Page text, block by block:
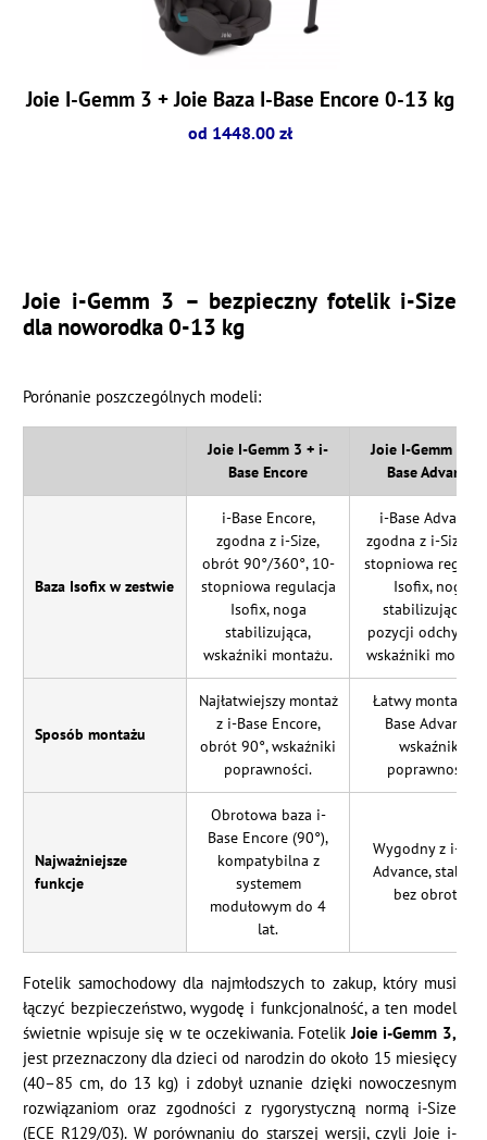
Joie I-Gemm 3 + Joie Baza I-Base Encore 0-13 kg
od 1448.00 zł
Joie i-Gemm 3 – bezpieczny fotelik i-Size
dla noworodka 0-13 kg
Porónanie poszczególnych modeli:
Joie I-Gemm 3 + i-
Base Encore
Joie I-Gemm 3 +
Base Advance
Baza Isofix w zestwie
i-Base Encore,
zgodna z i-Size,
obrót 90°/360°, 10-
stopniowa regulacja
Isofix, noga
stabilizująca,
wskaźniki montażu.
i-Base Advance,
zgodna z i-Size,
stopniowa
Isofix, noga
stabilizująca, 7
pozycji
wskaźniki
Sposób montażu
Najłatwiejszy montaż
z i-Base Encore,
obrót 90°, wskaźniki
poprawności.
Łatwy montaż z
Base Advance,
wskaźniki
poprawności.
Najważniejsze
funkcje
Obrotowa baza i-
Base Encore (90°),
kompatybilna z
systemem
modułowym do 4
lat.
Wygodny z i-
Advance,
bez obrotu.
Fotelik samochodowy dla najmłodszych to zakup, który musi
łączyć bezpieczeństwo, wygodę i funkcjonalność, a ten model
świetnie wpisuje się w te oczekiwania. FotelikJoie i-Gemm 3,
jest przeznaczony dla dzieci od narodzin do około 15 miesięcy
(40–85 cm, do 13 kg) i zdobył uznanie dzięki nowoczesnym
rozwiązaniom oraz zgodności z rygorystyczną normą i-Size
(ECE R129/03). W porównaniu do starszej wersji, czyli Joie i-